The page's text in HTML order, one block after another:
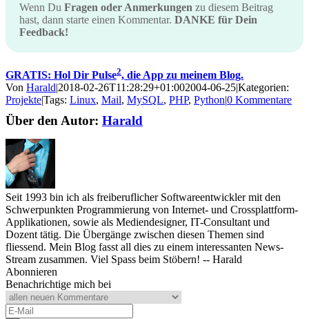
Wenn Du Fragen oder Anmerkungen zu diesem Beitrag
hast, dann starte einen Kommentar. DANKE für Dein
Feedback!
GRATIS: Hol Dir Pulse2, die App zu meinem Blog.
Von Harald|2018-02-26T11:28:29+01:002004-06-25|Kategorien:
Projekte|Tags: Linux, Mail, MySQL, PHP, Python|0 Kommentare
Über den Autor: Harald
Seit 1993 bin ich als freiberuflicher Softwareentwickler mit den
Schwerpunkten Programmierung von Internet- und Crossplattform-
Applikationen, sowie als Mediendesigner, IT-Consultant und
Dozent tätig. Die Übergänge zwischen diesen Themen sind
fliessend. Mein Blog fasst all dies zu einem interessanten News-
Stream zusammen. Viel Spass beim Stöbern! -- Harald
Abonnieren
Benachrichtige mich bei